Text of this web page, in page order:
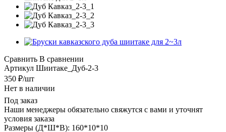
Сравнить В сравнении
Артикул Шиитаке_Дуб-2-3
350 ₽/шт
Нет в наличии
Под заказ
Наши менеджеры обязательно свяжутся с вами и уточнят
условия заказа
Размеры (Д*Ш*В): 160*10*10